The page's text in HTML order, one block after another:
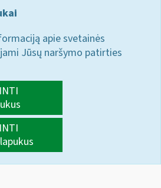
apie svetainės
Jūsų naršymo patirties